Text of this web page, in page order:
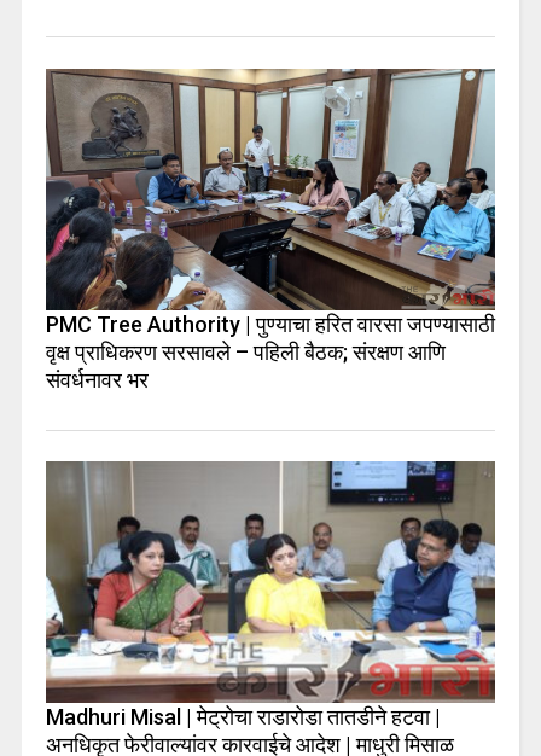
PMC Tree Authority | पुण्याचा हरित वारसा जपण्यासाठी
वृक्ष प्राधिकरण सरसावले – पहिली बैठक; संरक्षण आणि
संवर्धनावर भर
Madhuri Misal | मेट्रोचा राडारोडा तातडीने हटवा |
अनधिकृत फेरीवाल्यांवर कारवाईचे आदेश | माधुरी मिसाळ